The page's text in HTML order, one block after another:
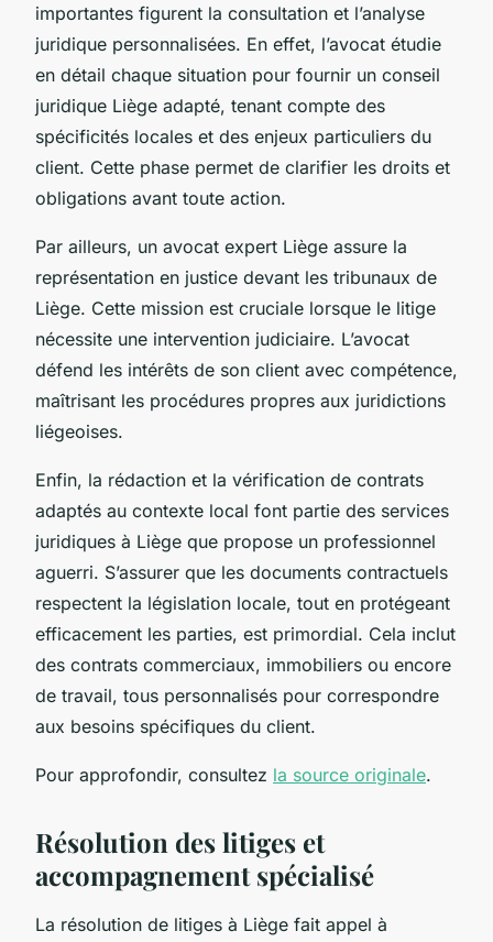
importantes figurent la consultation et l’analyse
juridique personnalisées. En effet, l’avocat étudie
en détail chaque situation pour fournir un conseil
juridique Liège adapté, tenant compte des
spécificités locales et des enjeux particuliers du
client. Cette phase permet de clarifier les droits et
obligations avant toute action.
Par ailleurs, un avocat expert Liège assure la
représentation en justice devant les tribunaux de
Liège. Cette mission est cruciale lorsque le litige
nécessite une intervention judiciaire. L’avocat
défend les intérêts de son client avec compétence,
maîtrisant les procédures propres aux juridictions
liégeoises.
Enfin, la rédaction et la vérification de contrats
adaptés au contexte local font partie des services
juridiques à Liège que propose un professionnel
aguerri. S’assurer que les documents contractuels
respectent la législation locale, tout en protégeant
efficacement les parties, est primordial. Cela inclut
des contrats commerciaux, immobiliers ou encore
de travail, tous personnalisés pour correspondre
aux besoins spécifiques du client.
Pour approfondir, consultez la source originale.
Résolution des litiges et
accompagnement spécialisé
La résolution de litiges à Liège fait appel à